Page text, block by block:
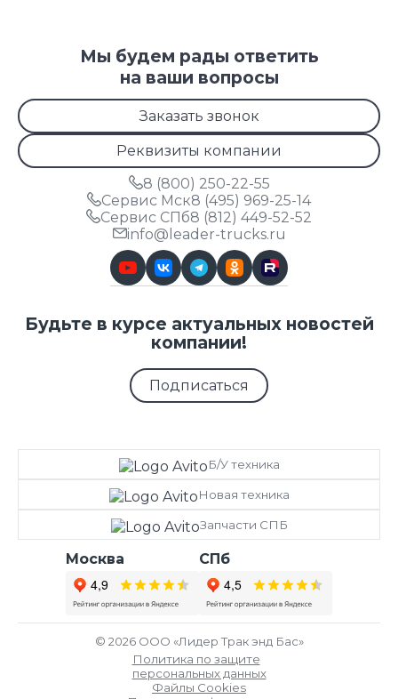
Мы будем рады ответить
на ваши вопросы
Заказать звонок
Реквизиты компании
8 (800) 250-22-55
Сервис Мск8 (495) 969-25-14
Сервис СПб8 (812) 449-52-52
info@leader-trucks.ru
Будьте в курсе актуальных новостей
компании!
Подписаться
Б/У техника
Новая техника
Запчасти СПБ
Москва СПб
© 2026 ООО «Лидер Трак энд Бас»
Политика по защите
персональных данных
Файлы Cookies